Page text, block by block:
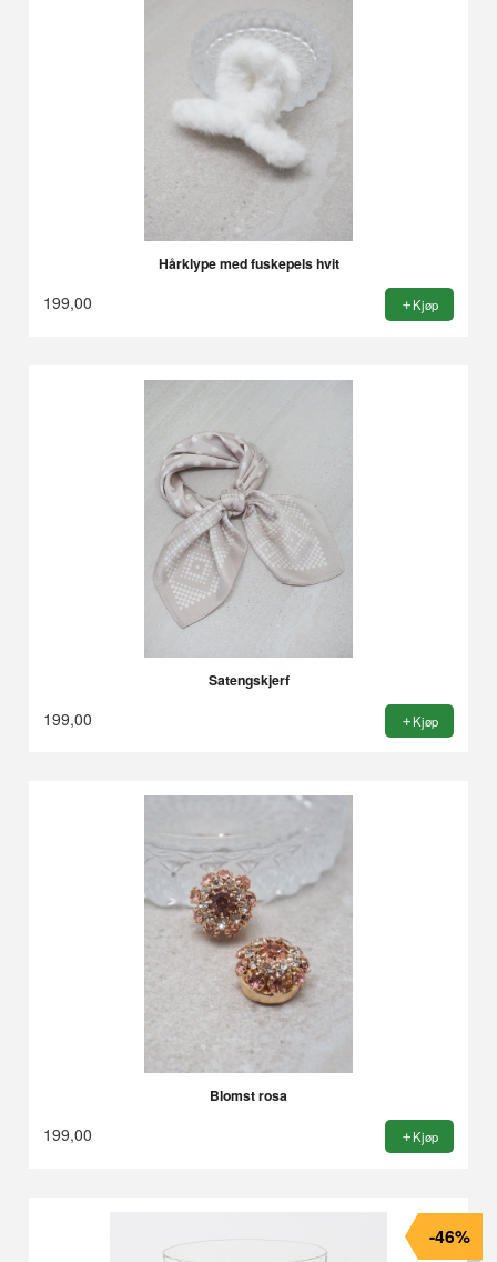
Hårklype med fuskepels hvit
199,00 Kjøp
Satengskjerf
199,00 Kjøp
Blomst rosa
199,00 Kjøp
-46%